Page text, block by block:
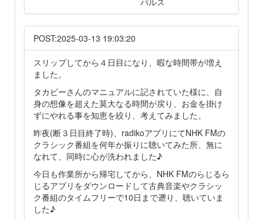
POST:2025-03-13 19:03:20
スリップしてから４日目になり、暇な時間帯が増え
ました。
タカビーさんのマニュアルに記されていた様に、自
身の想像を超えた莫大なる時間が戻り、お金を掛け
ずにやれる事を知恵を絞り、考えてみました。
昨夜(断３日目終了時)、radikoアプリにてNHK FMの
クラシック番組を何年か振りに聴いてみた所、無に
なれて、同時に心が洗われました♪
今日も作業所から帰宅してから、NHK FMのらじるら
じるアプリをダウンロードして古典音楽やクラシッ
ク番組のタイムフリーで10日まで遡り、聴いていま
した♪